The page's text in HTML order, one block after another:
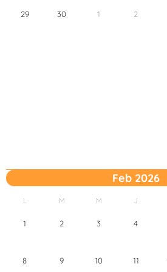
29 30 1 2
Feb 2026
L M M J
1 2 3 4
8 9 10 11